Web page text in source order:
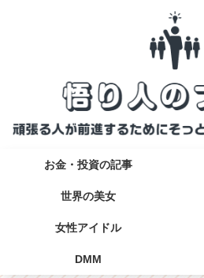
お金・投資の記事
世界の美女
女性アイドル
DMM